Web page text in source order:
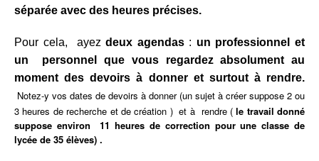
séparée avec des heures précises.
Pour cela, ayezdeux agendas: un professionnel et
un personnel que vous regardez absolument au
moment des devoirs à donner et surtout à rendre.
Notez-y vos dates de devoirs à donner (un sujet à créer suppose 2 ou
3 heures de recherche et de création ) et à rendre (le travail donné
suppose environ 11 heures de correction pour une classe de
lycée de 35 élèves) .